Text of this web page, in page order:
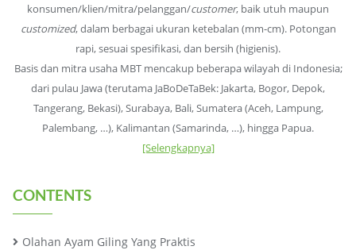
konsumen/klien/mitra/pelanggan/customer, baik utuh maupun
customized, dalam berbagai ukuran ketebalan (mm-cm). Potongan
rapi, sesuai spesifikasi, dan bersih (higienis).
Basis dan mitra usaha MBT mencakup beberapa wilayah di Indonesia;
dari pulau Jawa (terutama JaBoDeTaBek: Jakarta, Bogor, Depok,
Tangerang, Bekasi), Surabaya, Bali, Sumatera (Aceh, Lampung,
Palembang, …), Kalimantan (Samarinda, …), hingga Papua.
[Selengkapnya]
CONTENTS
Olahan Ayam Giling Yang Praktis